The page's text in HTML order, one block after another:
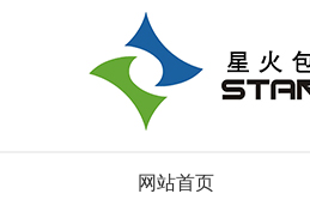
网站首页